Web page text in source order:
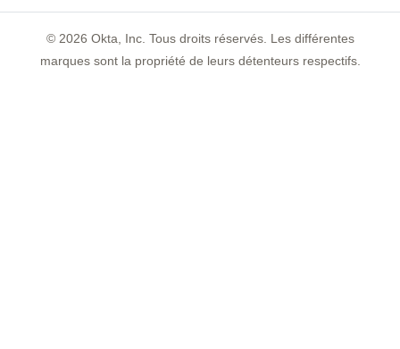
© 2026 Okta, Inc. Tous droits réservés. Les différentes
marques sont la propriété de leurs détenteurs respectifs.